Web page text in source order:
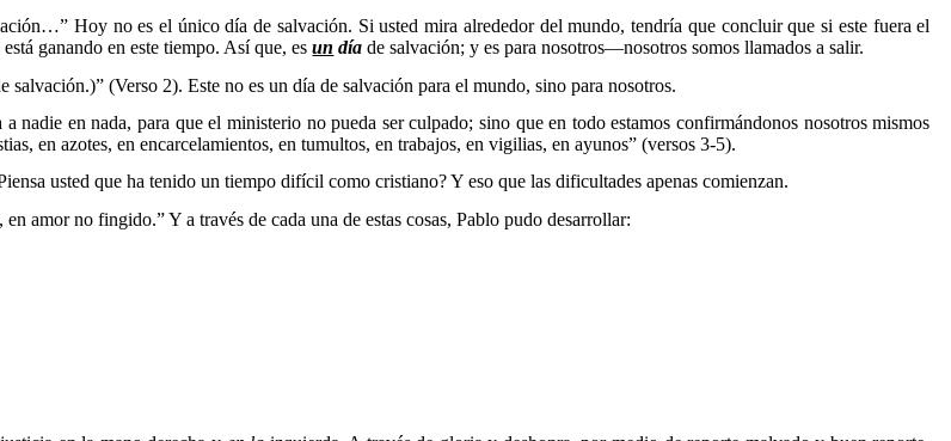
…” Hoy no es el único día de salvación. Si usted mira alrededor del mundo, tendría que concluir que si este fuera el
ganando en este tiempo. Así que, esun día de salvación; y es para nosotros—nosotros somos llamados a salir.
salvación.)” (Verso 2). Este no es un día de salvación para el mundo, sino para nosotros.
nadie en nada, para que el ministerio no pueda ser culpado; sino que en todo estamos confirmándonos nosotros mismos
,en azotes, en encarcelamientos, en tumultos, en trabajos, en vigilias, en ayunos” (versos 3-5).
usted que ha tenido un tiempo difícil como cristiano? Y eso que las dificultades apenas comienzan.
en amor no fingido.” Y a través de cada una de estas cosas, Pablo pudo desarrollar: